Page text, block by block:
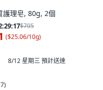
護理皂, 80g, 2個
$705
($25.06/10g)
8/12 星期三預計送達
)